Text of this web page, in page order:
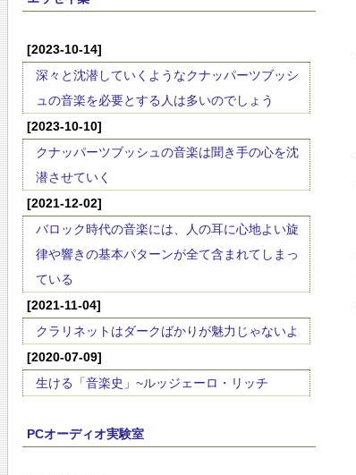
[2023-10-14]
深々と沈潜していくようなクナッパーツブッシ
ュの音楽を必要とする人は多いのでしょう
[2023-10-10]
クナッパーツブッシュの音楽は聞き手の心を沈
潜させていく
[2021-12-02]
バロック時代の音楽には、人の耳に心地よい旋
律や響きの基本パターンが全て含まれてしまっ
ている
[2021-11-04]
クラリネットはダークばかりが魅力じゃないよ
[2020-07-09]
生ける「音楽史」~ルッジェーロ・リッチ
PCオーディオ実験室